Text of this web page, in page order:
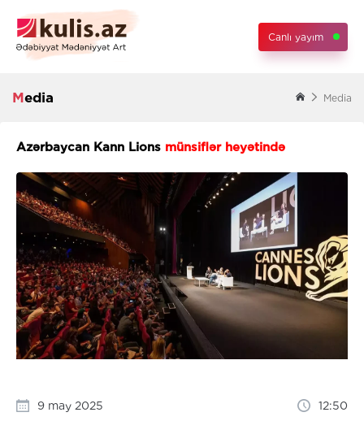
Canlı yayım
Media Media
Azərbaycan Kann Lions münsiflər heyətində
9 may 2025 12:50